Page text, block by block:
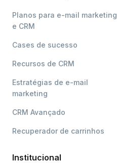
Planos para e-mail marketing
e CRM
Cases de sucesso
Recursos de CRM
Estratégias de e-mail
marketing
CRM Avançado
Recuperador de carrinhos
Institucional